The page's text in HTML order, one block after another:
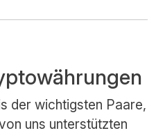
der wichtigsten Paare,
uns unterstützten